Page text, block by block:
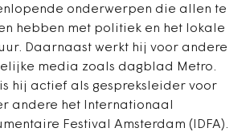
onderwerpen die allen te
hebben met politiek en het lokale
Daarnaast werkt hij voor andere
media zoals dagblad Metro.
hij actief als gespreksleider voor
andere het Internationaal
Festival Amsterdam (IDFA).